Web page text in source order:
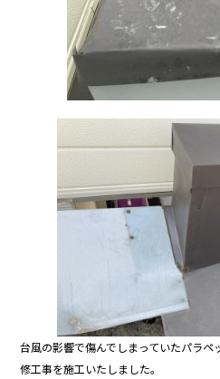
台風の影響で傷んでしまっていたパラ
修工事を施工いたしました。